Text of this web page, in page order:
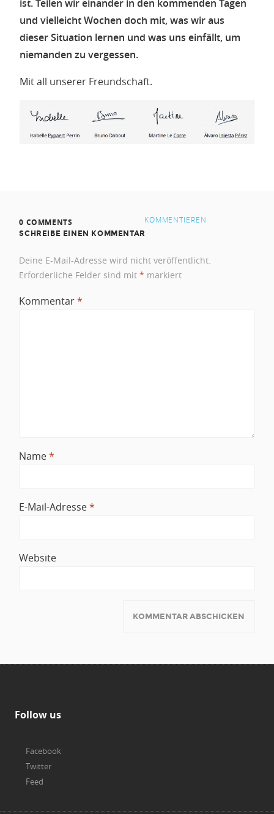
ist. Teilen wir einander in den kommenden Tagen
und vielleicht Wochen doch mit, was wir aus
dieser Situation lernen und was uns einfällt, um
niemanden zu vergessen.
Mit all unserer Freundschaft.
0 COMMENTS KOMMENTIEREN
SCHREIBE EINEN KOMMENTAR
Deine E-Mail-Adresse wird nicht veröffentlicht.
Erforderliche Felder sind mit* markiert
Kommentar*
Name*
E-Mail-Adresse*
Website
Follow us
Facebook
Twitter
Feed